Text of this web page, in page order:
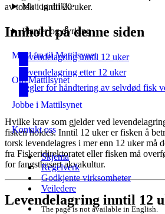
Mat og drikke
Planter og dyrking
Meld fra til Mattilsynet
Om Mattilsynet
Jobbe i Mattilsynet
Kontakt oss
Skjema
Regelverk
Godkjente virksomheter
Veiledere
The page is not available in English.
av torsk i inntil 20 uker.
Innhold på denne siden
Levendelagring inntil 12 uker
Levendelagring etter 12 uker
Regler for håndtering av selvdød fisk
Hvilke krav som gjelder ved
fisken holdes. Inntil 12 uker er fisken å
torsk levendelagres i mer enn 12 uker må
fra Fiskeridirektoratet eller fisken må
for fangstbasert akvakultur.
Levendelagring inntil 12